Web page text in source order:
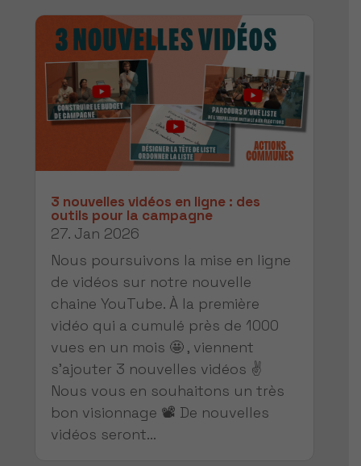
3 nouvelles vidéos en ligne : des
outils pour la campagne
27. Jan 2026
Nous poursuivons la mise en ligne
de vidéos sur notre nouvelle
chaine YouTube. À la première
vidéo qui a cumulé près de 1000
vues en un mois 🤩 , viennent
s'ajouter 3 nouvelles vidéos ✌️
Nous vous en souhaitons un très
bon visionnage 📽️ De nouvelles
vidéos seront...